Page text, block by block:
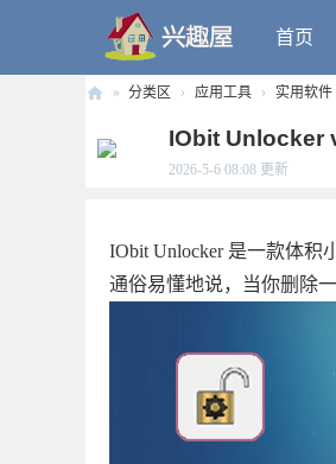
首页
趣
» 分类区 › 应用工具 › 实用软件
IObit Unlocker
2026-5-6 08:08 更新
IObit Unlocker 是一款体积
通俗易懂地说，当你删除